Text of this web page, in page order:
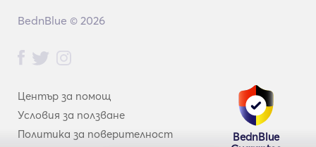
Център за помощ
Условия за ползване
Политика за поверителност
BednBlue
BednBlue © 2026